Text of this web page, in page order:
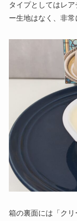
タイプとしてはレ
ー生地はなく、非常
箱の裏面には「ク